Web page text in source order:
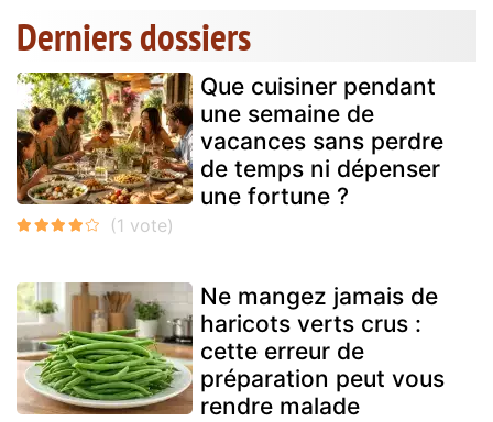
Derniers dossiers
Que cuisiner pendant
une semaine de
vacances sans perdre
de temps ni dépenser
une fortune ?
Ne mangez jamais de
haricots verts crus :
cette erreur de
préparation peut vous
rendre malade